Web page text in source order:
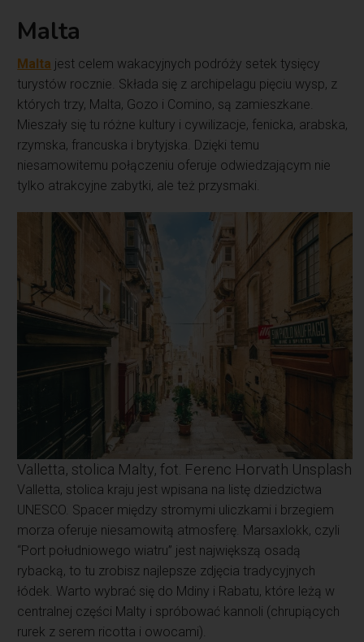
Malta
Malta jest celem wakacyjnych podróży setek tysięcy
turystów rocznie. Składa się z archipelagu pięciu wysp, z
których trzy, Malta, Gozo i Comino, są zamieszkane.
Mieszały się tu różne kultury i cywilizacje, fenicka, arabska,
rzymska, francuska i brytyjska. Dzięki temu
niesamowitemu połączeniu oferuje odwiedzającym nie
tylko atrakcyjne zabytki, ale też przysmaki.
Valletta, stolica Malty, fot. Ferenc Horvath Unsplash
Valletta, stolica kraju jest wpisana na listę dziedzictwa
UNESCO. Spacer między stromymi uliczkami i brzegiem
morza oferuje niesamowitą atmosferę. Marsaxlokk, czyli
“Port południowego wiatru” jest największą osadą
rybacką, to tu zrobisz najlepsze zdjęcia tradycyjnych
łódek. Warto wybrać się do Mdiny i Rabatu, które leżą w
centralnej części Malty i spróbować kannoli (chrupiących
rurek z serem ricotta i owocami).